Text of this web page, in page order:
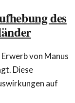
des
von Manus
Diese
auf